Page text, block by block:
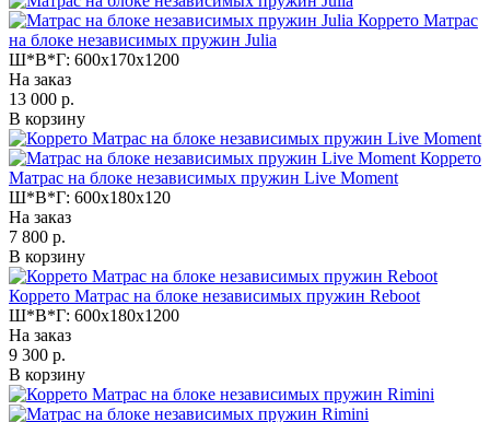
Коррето Матрас
на блоке независимых пружин Julia
Ш*В*Г: 600x170x1200
На заказ
13 000 р.
В корзину
Коррето
Матрас на блоке независимых пружин Live Moment
Ш*В*Г: 600x180x120
На заказ
7 800 р.
В корзину
Коррето Матрас на блоке независимых пружин Reboot
Ш*В*Г: 600x180x1200
На заказ
9 300 р.
В корзину